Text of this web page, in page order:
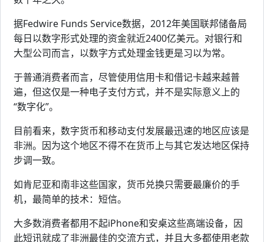
据Fedwire Funds Service数据，2012年美国联邦储备局
每日以数字形式处理的资金就近2400亿美元。对银行和
大型公司而言，以数字方式处理金钱更是习以为常。
于普通消费者而言，尽管使用信用卡和借记卡越来越普
遍，但这仅是一种电子支付方式，并不是实际意义上的
“数字化”。
目前看来，数字货币和移动支付发展最迅速的地区应该是
非洲。因为这个地区不得不在货币上与其它发达地区保持
步调一致。
如肯尼亚和南非这些国家，货币兑换只需要最廉价的手
机，最简单的技术：短信。
大多数消费者都用不起iPhone和安桌这些高端设备，因
此短讯就成了非洲最佳的交流方式，并且大多都使用老款